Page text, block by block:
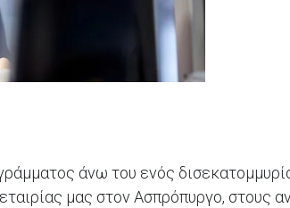
άνω του ενός
μας στον Ασπρόπυργο, στους